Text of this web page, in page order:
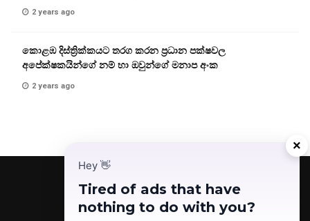
×
Hey 👋
Tired of ads that have
nothing to do with you?
2 years ago
කොළඹ දිස්ත්‍රික්කයට තරග කරන ප්‍රධාන පක්ෂවල
අපේක්ෂකයින්ගේ නම් හා ඔවුන්ගේ මනාප අංක
2 years ago